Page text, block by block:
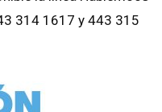
314 1617 y 443 315